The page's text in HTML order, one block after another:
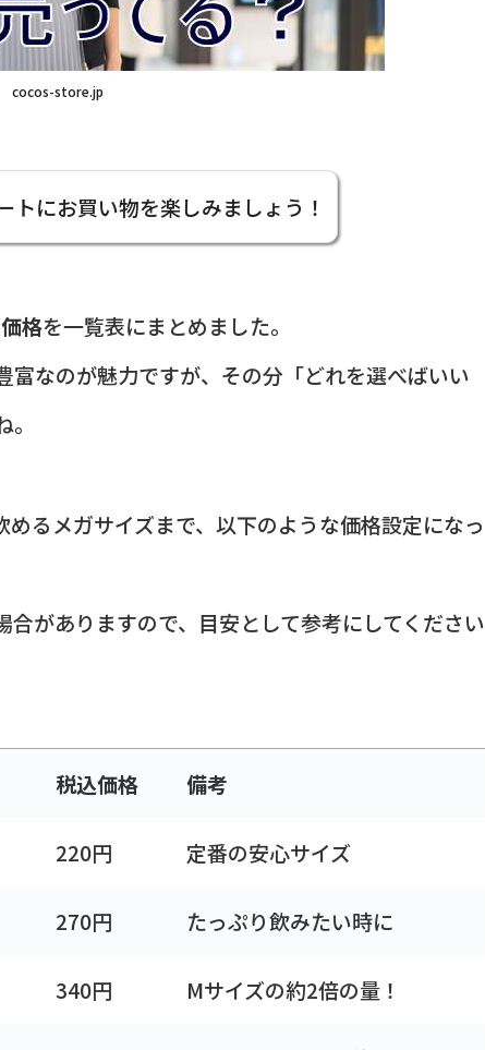
cocos-store.jp
トにお買い物を楽しみましょう！
格を一覧表にまとめました。
富なのが魅力ですが、その分「どれを選べばいい
るメガサイズまで、以下のような価格設定になっ
がありますので、目安として参考にしてください
税込価格 備考
220円 定番の安心サイズ
270円 たっぷり飲みたい時に
340円 Mサイズの約2倍の量！